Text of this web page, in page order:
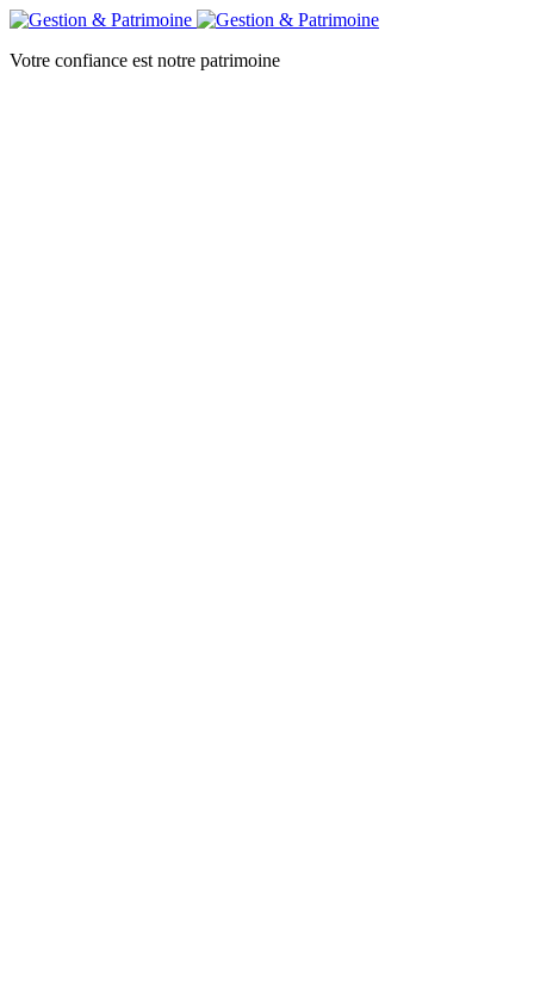
Votre confiance est notre patrimoine